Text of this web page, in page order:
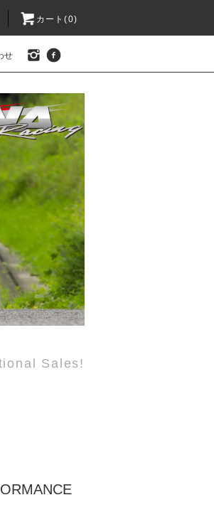
カート(0)
せ
Sales!